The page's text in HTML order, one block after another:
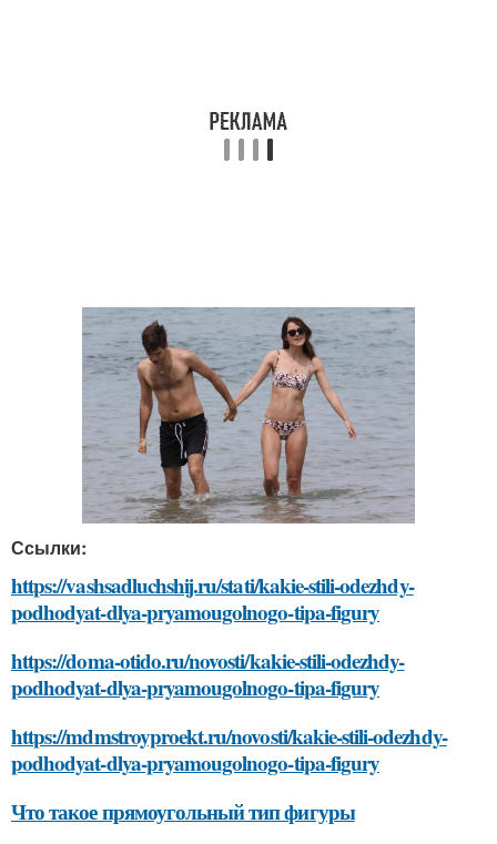
Ссылки:
https://vashsadluchshij.ru/stati/kakie-stili-odezhdy-
podhodyat-dlya-pryamougolnogo-tipa-figury
https://doma-otido.ru/novosti/kakie-stili-odezhdy-
podhodyat-dlya-pryamougolnogo-tipa-figury
https://mdmstroyproekt.ru/novosti/kakie-stili-odezhdy-
podhodyat-dlya-pryamougolnogo-tipa-figury
Что такое прямоугольный тип фигуры